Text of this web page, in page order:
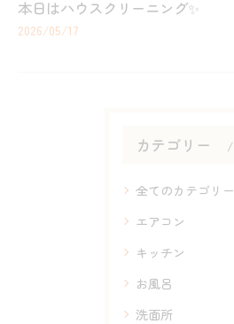
本日はハウスクリーニング✨
2026/05/17
カテゴリー
全てのカテゴリー
エアコン
キッチン
お風呂
洗面所